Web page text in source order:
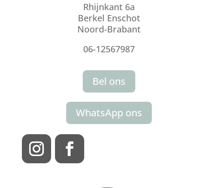
Rhijnkant 6a
Berkel Enschot
Noord-Brabant
06-12567987
Bel ons
WhatsApp ons